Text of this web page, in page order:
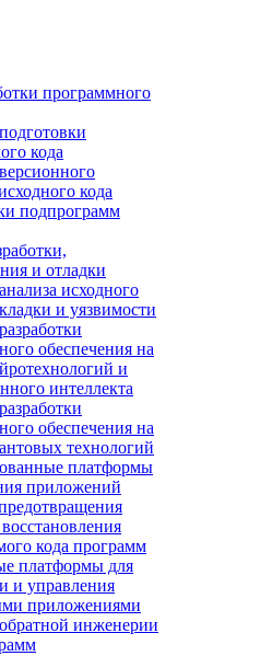
программного
кода
кода
подпрограмм
и отладки
исходного
и уязвимости
обеспечения на
и
интеллекта
обеспечения на
технологий
платформы
приложений
кода программ
платформы для
и управления
приложениями
инженерии